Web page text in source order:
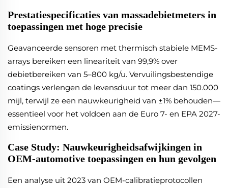
Prestatiespecificaties van massadebietmeters in
toepassingen met hoge precisie
Geavanceerde sensoren met thermisch stabiele MEMS-
arrays bereiken een lineariteit van 99,9% over
debietbereiken van 5–800 kg/u. Vervuilingsbestendige
coatings verlengen de levensduur tot meer dan 150.000
mijl, terwijl ze een nauwkeurigheid van ±1% behouden—
essentieel voor het voldoen aan de Euro 7- en EPA 2027-
emissienormen.
Case Study: Nauwkeurigheidsafwijkingen in
OEM-automotive toepassingen en hun gevolgen
Een analyse uit 2023 van OEM-calibratieprotocollen